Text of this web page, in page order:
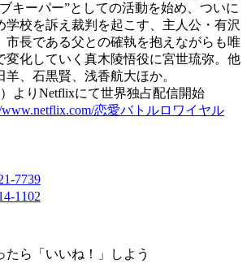
キーパー”としての活動を始め、ついに
学校を訴え裁判を起こす、主人公・有沢
市長である父との確執を抱えながらも唯
変化していく真木陵悟役に宮世琉弥。他
、石黒賢、浅香航大ほか。
よりNetflixにて世界独占配信開始
www.netflix.com/恋愛バトルロワイヤル
7739
1102
たら「いいね！」しよう